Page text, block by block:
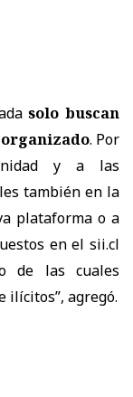
solo buscan
. Por
y a las
también en la
plataforma o a
en el sii.cl
de las cuales
ilícitos”, agregó.